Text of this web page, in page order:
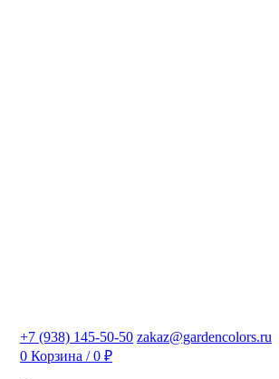
+7 (938) 145-50-50 zakaz@gardencolors.ru
0 Корзина /0 ₽